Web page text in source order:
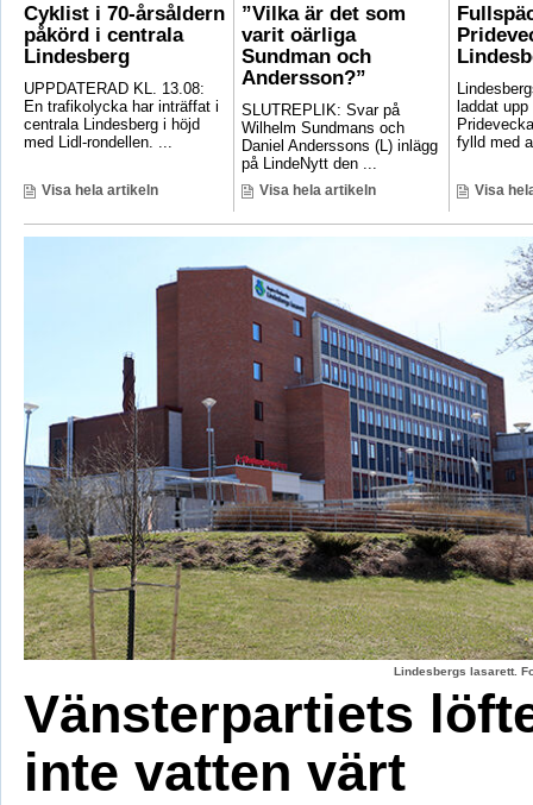
Cyklist i 70-årsåldern
påkörd i centrala
Lindesberg
UPPDATERAD KL. 13.08:
En trafikolycka har inträffat i
centrala Lindesberg i höjd
med Lidl-rondellen. ...
Visa hela artikeln
”Vilka är det som
varit oärliga
Sundman och
Andersson?”
SLUTREPLIK: Svar på
Wilhelm Sundmans och
Daniel Anderssons (L) inlägg
på LindeNytt den ...
Visa hela artikeln
laddat
fylld med
Visa
Lindesbergs lasarett.
Vänsterpartiets
inte vatten värt